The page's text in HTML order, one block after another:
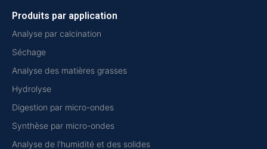
Produits par application
Analyse par calcination
Séchage
Analyse des matières grasses
Hydrolyse
Digestion par micro-ondes
Synthèse par micro-ondes
Analyse de l'humidité et des solides